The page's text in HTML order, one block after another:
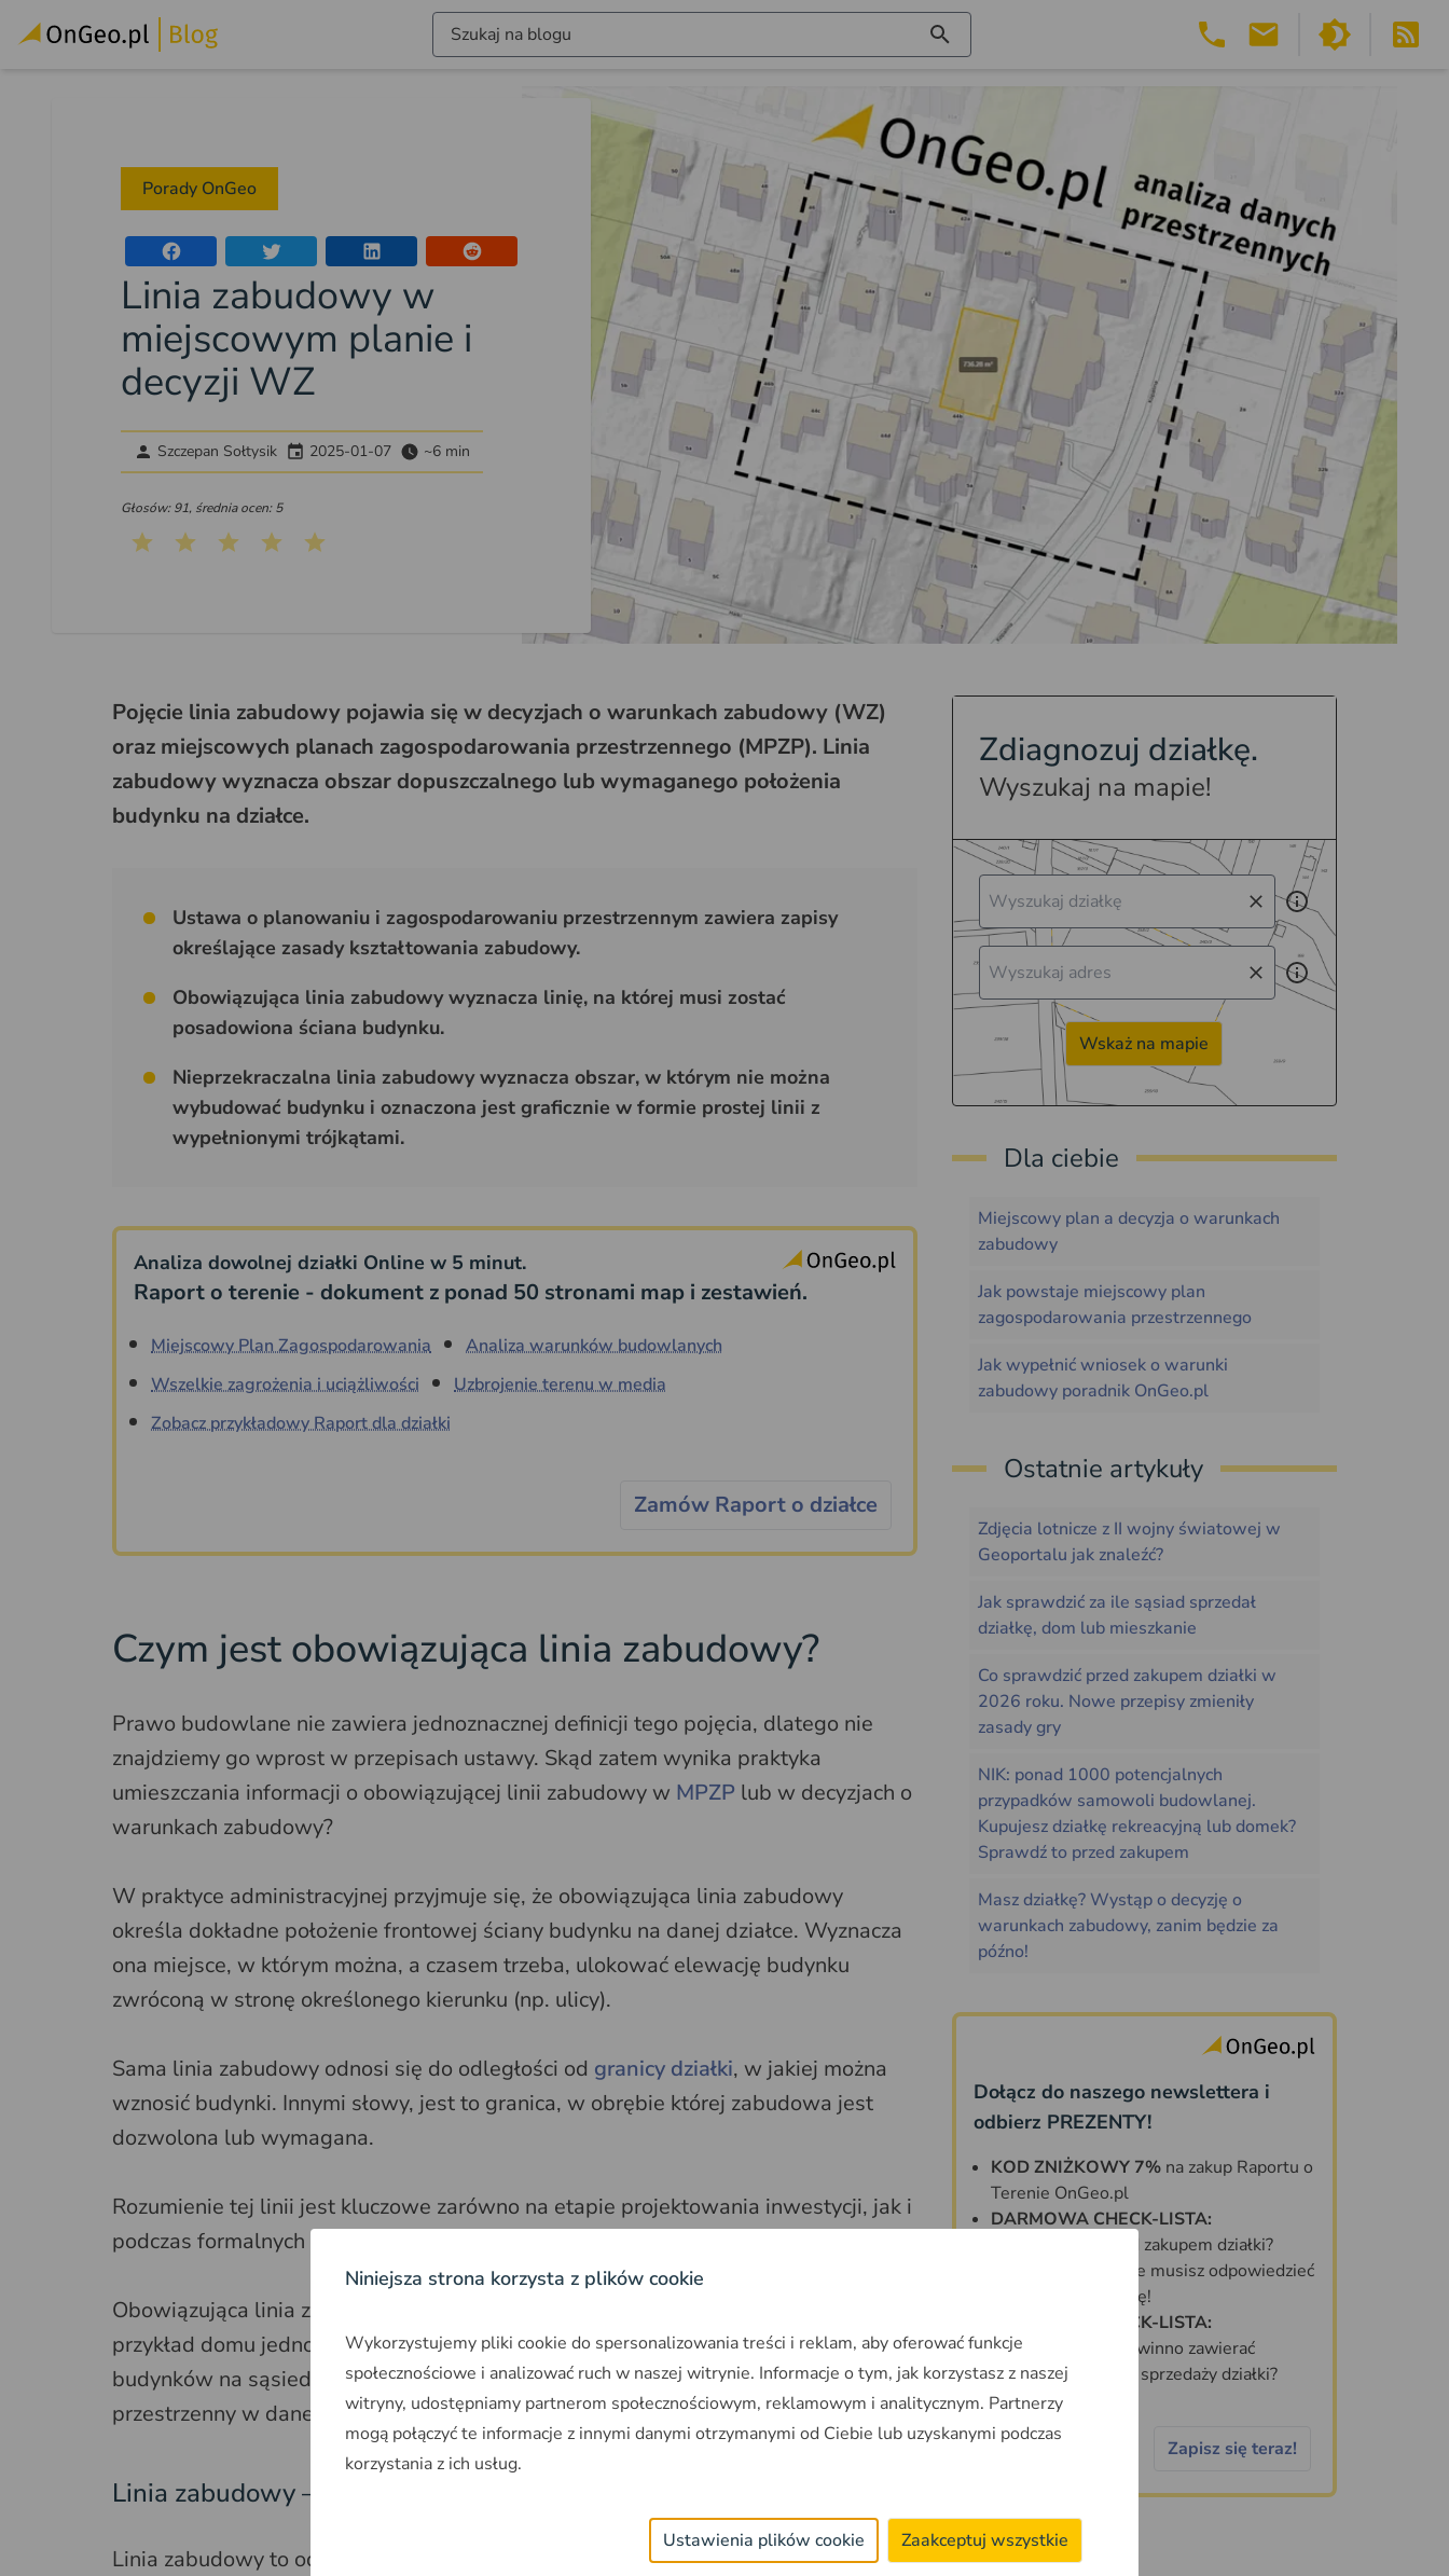
Szukaj na blogu
Porady OnGeo
Linia zabudowy w
miejscowym planie i
decyzji WZ
Szczepan Sołtysik 2025-01-07 ~6 min
Głosów: 91, średnia ocen: 5
Pojęcie linia zabudowy pojawia się w decyzjach o warunkach zabudowy (WZ)
oraz miejscowych planach zagospodarowania przestrzennego (MPZP). Linia
zabudowy wyznacza obszar dopuszczalnego lub wymaganego położenia
budynku na działce.
Ustawa o planowaniu i zagospodarowaniu przestrzennym zawiera zapisy
określające zasady kształtowania zabudowy.
Obowiązująca linia zabudowy wyznacza linię, na której musi zostać
posadowiona ściana budynku.
Nieprzekraczalna linia zabudowy wyznacza obszar, w którym nie można
wybudować budynku i oznaczona jest graficznie w formie prostej linii z
wypełnionymi trójkątami.
Analiza dowolnej działki Online w 5 minut.
Raport o terenie - dokument z ponad 50 stronami map i zestawień.
Miejscowy Plan Zagospodarowania
Analiza warunków budowlanych
Wszelkie zagrożenia i uciążliwości
Uzbrojenie terenu w media
Zobacz przykładowy Raport dla działki
Zamów Raport o działce
Czym jest obowiązująca linia zabudowy?
Prawo budowlane nie zawiera jednoznacznej definicji tego pojęcia, dlatego nie
znajdziemy go wprost w przepisach ustawy. Skąd zatem wynika praktyka
umieszczania informacji o obowiązującej linii zabudowy w MPZP lub w decyzjach o
warunkach zabudowy?
W praktyce administracyjnej przyjmuje się, że obowiązująca linia zabudowy
określa dokładne położenie frontowej ściany budynku na danej działce. Wyznacza
ona miejsce, w którym można, a czasem trzeba, ulokować elewację budynku
zwróconą w stronę określonego kierunku (np. ulicy).
Sama linia zabudowy odnosi się do odległości od granicy działki, w jakiej można
wznosić budynki. Innymi słowy, jest to granica, w obrębie której zabudowa jest
dozwolona lub wymagana.
Rozumienie tej linii jest kluczowe zarówno na etapie projektowania inwestycji, jak i
podczas formalnych uzgodnień w urzędzie.
Obowiązująca linia zabudowy określa usytuowanie frontowej elewacji budynku, na
przykład domu jednorodzinnego. Powinna być zgodna z rozmieszczeniem
budynków na sąsiednich posesjach, aby zachować harmonijny i spójny układ
przestrzenny w danej lokalizacji.
Linia zabudowy – co oznacza?
Linia zabudowy to odległość, w jakiej budynek może być zlokalizowany względem
Zdiagnozuj działkę.
Wyszukaj na mapie!
Wskaż na mapie
Dla ciebie
Miejscowy plan a decyzja o warunkach
zabudowy
Jak powstaje miejscowy plan
zagospodarowania przestrzennego
Jak wypełnić wniosek o warunki
zabudowy poradnik OnGeo.pl
Ostatnie artykuły
Zdjęcia lotnicze z II wojny światowej w
Geoportalu jak znaleźć?
Jak sprawdzić za ile sąsiad sprzedał
działkę, dom lub mieszkanie
Co sprawdzić przed zakupem działki w
2026 roku. Nowe przepisy zmieniły
zasady gry
NIK: ponad 1000 potencjalnych
przypadków samowoli budowlanej.
Kupujesz działkę rekreacyjną lub domek?
Sprawdź to przed zakupem
Masz działkę? Wystąp o decyzję o
warunkach zabudowy, zanim będzie za
późno!
Dołącz do naszego newslettera i
odbierz PREZENTY!
KOD ZNIŻKOWY 7%na zakup Raportu o
Terenie OnGeo.pl
DARMOWA CHECK-LISTA:
Co sprawdzić przed zakupem działki?
70 PYTAŃ, na które musisz odpowiedzieć
zanim kupisz działkę!
DARMOWA CHECK-LISTA:
Jakie informacje powinno zawierać
idealne ogłoszenie sprzedaży działki?
Zapisz się teraz!
Niniejsza strona korzysta z plików cookie
Wykorzystujemy pliki cookie do spersonalizowania treści i reklam, aby oferować funkcje
społecznościowe i analizować ruch w naszej witrynie. Informacje o tym, jak korzystasz z naszej
witryny, udostępniamy partnerom społecznościowym, reklamowym i analitycznym. Partnerzy
mogą połączyć te informacje z innymi danymi otrzymanymi od Ciebie lub uzyskanymi podczas
korzystania z ich usług.
Ustawienia plików cookie Zaakceptuj wszystkie